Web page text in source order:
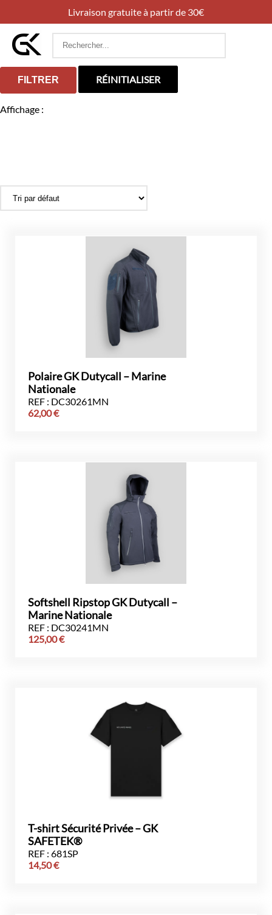
Livraison gratuite à partir de 30€
Rechercher
FILTRER RÉINITIALISER
Affichage :
Polaire GK Dutycall – Marine
Nationale
REF : DC30261MN
62,00€
Softshell Ripstop GK Dutycall –
Marine Nationale
REF : DC30241MN
125,00€
T-shirt Sécurité Privée – GK
SAFETEK®
REF : 681SP
14,50€